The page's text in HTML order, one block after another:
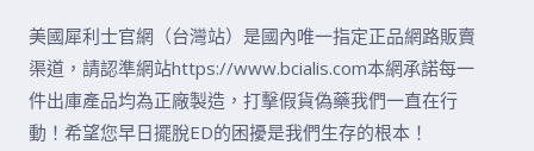
美國犀利士官網（台灣站）是國內唯一指定正品網路販賣
渠道，請認準網站https://www.bcialis.com本網承諾每一
件出庫產品均為正廠製造，打擊假貨偽藥我們一直在行
動！希望您早日擺脫ED的困擾是我們生存的根本！